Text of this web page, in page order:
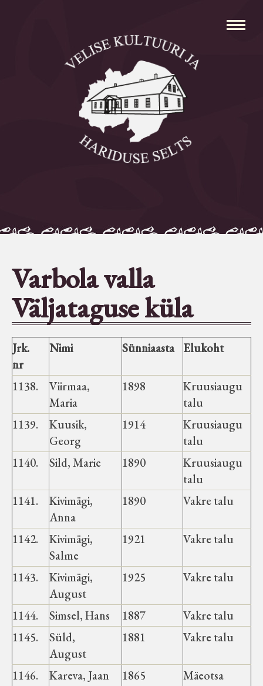
Avaleht
Aleksei Parnabas
Sillaotsa Talumuuseum
Seltsid-ühingud
Aiandus
Tuletõrje
Õpperada
Muud koduloolist Velise mailt
Märjamaa ümbruse valdade
15.12.1938
Haimre vald
Koluvere-Kalju vald
Luiste vald
Märjamaa vald
Varbola valla
Väljataguse küla
Jrk.
nr
Nimi Sünniaasta Elukoht
1138.
Viirmaa,
Maria
1898
Kruusiaugu
talu
1139.
Kuusik,
Georg
1914
Kruusiaugu
talu
1140.
Sild, Marie 1890
Kruusiaugu
talu
1141.
Kivimägi,
Anna
1890 Vakre talu
1142.
Kivimägi,
Salme
1921 Vakre talu
1143.
Kivimägi,
August
1925 Vakre talu
1144. Simsel, Hans 1887
Vakre talu
1145.
Süld,
August
1881 Vakre talu
1146. Kareva, Jaan 1865
Mäeotsa